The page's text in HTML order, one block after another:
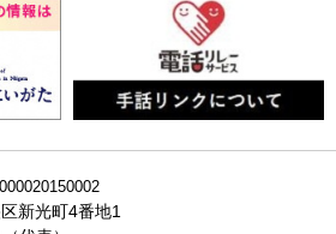
新光町4番地1